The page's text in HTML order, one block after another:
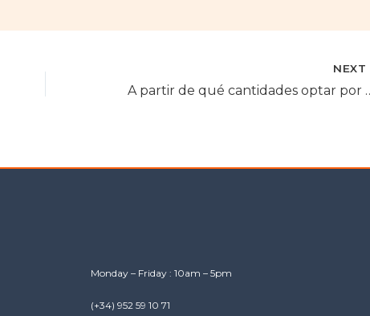
NEXT
A partir de qué cantidades
Monday – Friday : 10am – 5pm
(+34) 952 59 10 71